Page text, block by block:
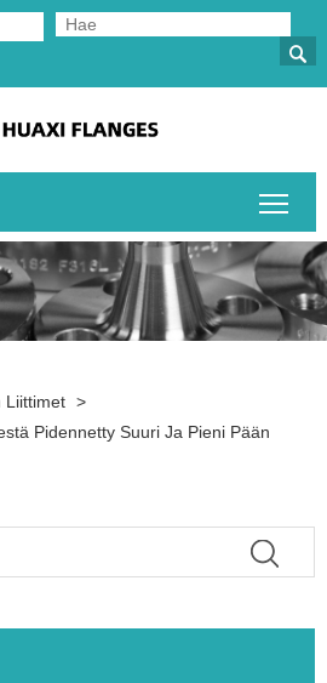

Liittimet >
Pidennetty Suuri Ja Pieni Pään